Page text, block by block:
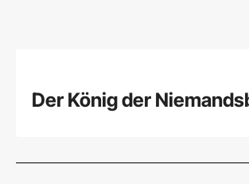
Der König der